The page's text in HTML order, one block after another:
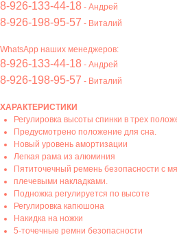
8-926-133-44-18 - Андрей
8-926-198-95-57 - Виталий
WhatsApp наших менеджеров:
8-926-133-44-18 - Андрей
8-926-198-95-57 - Виталий
ХАРАКТЕРИСТИКИ
Регулировка высоты спинки в трех
Предусмотрено положение для сна.
Новый уровень амортизации
Легкая рама из алюминия
Пятиточечный ремень безопасности с
плечевыми накладками.
Подножка регулируется по высоте
Регулировка капюшона
Накидка на ножки
5-точечные ремни безопасности